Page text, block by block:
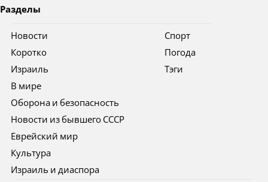
Разделы
Новости
Коротко
Израиль
В мире
Оборона и безопасность
Новости из бывшего СССР
Еврейский мир
Культура
Израиль и диаспора
Спорт
Погода
Тэги